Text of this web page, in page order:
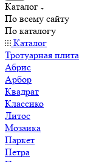
Каталог
По всему сайту
По каталогу
Каталог
Тротуарная плита
Абрис
Арбор
Квадрат
Классико
Литос
Мозаика
Паркет
Петра